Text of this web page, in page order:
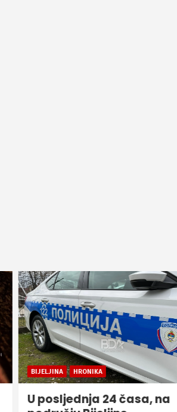
ZANIMLJIVOSTI
Dnevni horoskop za 7.